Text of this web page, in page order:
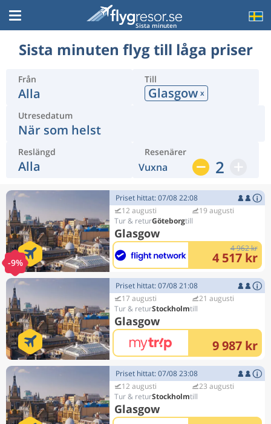
Sista minuten
Sista minuten flyg till låga priser
Från
Alla
Till
Glasgow x
Utresedatum
När som helst
Reslängd
Alla
Resenärer
Vuxna 2
-9%
Priset hittat: 07/08 22:08
12 augusti
Göteborg
Glasgow
19 augusti
4 962 kr
4 517 kr
Priset hittat: 07/08 21:08
17 augusti
Stockholm
Glasgow
21 augusti
9 987 kr
Priset hittat: 07/08 23:08
12 augusti
Stockholm
Glasgow
23 augusti